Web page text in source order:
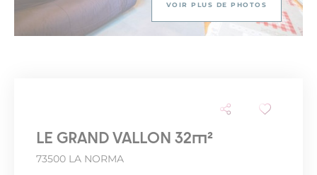
VOIR PLUS DE PHOTOS
LE GRAND VALLON 32m²
73500 LA NORMA